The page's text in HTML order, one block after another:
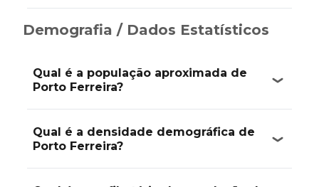
Demografia / Dados Estatísticos
Qual é a população aproximada de
Porto Ferreira?
Qual é a densidade demográfica de
Porto Ferreira?